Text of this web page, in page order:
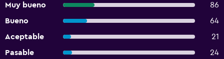
Muy bueno
86
Bueno
64
Aceptable
21
Pasable
24